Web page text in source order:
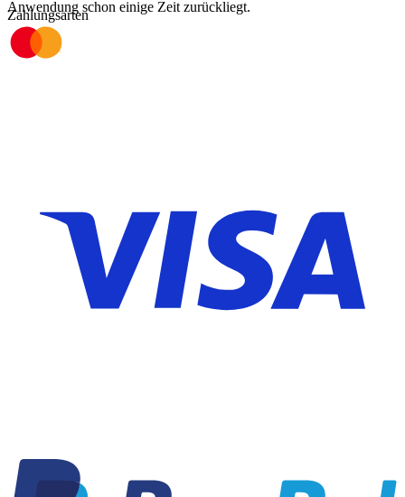
Anwendung schon einige Zeit zurückliegt.
Zahlungsarten